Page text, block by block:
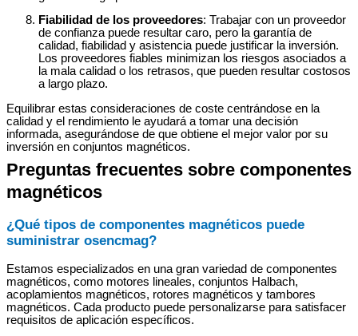
Fiabilidad de los proveedores: Trabajar con un proveedor
de confianza puede resultar caro, pero la garantía de
calidad, fiabilidad y asistencia puede justificar la inversión.
Los proveedores fiables minimizan los riesgos asociados a
la mala calidad o los retrasos, que pueden resultar costosos
a largo plazo.
Equilibrar estas consideraciones de coste centrándose en la
calidad y el rendimiento le ayudará a tomar una decisión
informada, asegurándose de que obtiene el mejor valor por su
inversión en conjuntos magnéticos.
Preguntas frecuentes sobre componentes
magnéticos
¿Qué tipos de componentes magnéticos puede
suministrar osencmag?
Estamos especializados en una gran variedad de componentes
magnéticos, como motores lineales, conjuntos Halbach,
acoplamientos magnéticos, rotores magnéticos y tambores
magnéticos. Cada producto puede personalizarse para satisfacer
requisitos de aplicación específicos.